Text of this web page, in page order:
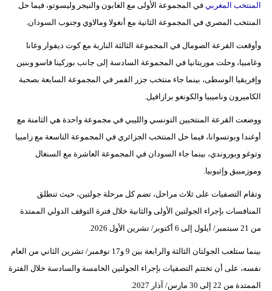
سيارات
المنتخب المغربي في المجموعة الأولى مع الغابون والنيجر وليسوتو، فيما حل
المنتخب المصري في المجموعة الثانية مع أنغولا ومالاوي وجنوب السودان.
وأوقعت القرعة الصومال في المجموعة الثالثة النارية مع كوت ديفوار وغانا
وغامبيا، وحلت موريتانيا في المجموعة السادسة إلى جانب بوركينا فاسو وبنين
وإفريقيا الوسطى، بينما جاء منتخب جزر القمر في المجموعة السابعة بصحبة
الكاميرون وناميبيا والكونغو برازافيل.
ووضعت القرعة المنتخبين التونسي والليبي في مجموعة واحدة هي الثامنة مع
أوغندا وبوتسوانا، فيما حل المنتخب الجزائري في المجموعة التاسعة مع زامبيا
وتوغو وبوروندي، بينما جاء السودان في المجموعة العاشرة مع السنغال
وموزمبيق وإثيوبيا.
وتقام التصفيات على ثلاث مراحل، تضم كل مرحلة جولتين، حيث تنطلق
المنافسات بإجراء الجولتين الأولى والثانية خلال فترة التوقف الدولي الممتدة
من 21 سبتمبر/ أيلول إلى 6 أكتوبر/ تشرين الأول 2026.
بينما ستلعب الجولتان الثالثة والرابعة بين 9 و17 نوفمبر/ تشرين الثاني من العام
نفسه، على أن تختتم التصفيات بإجراء الجولتين الخامسة والسادسة خلال الفترة
الممتدة من 22 إلى 30 مارس/ آذار 2027.